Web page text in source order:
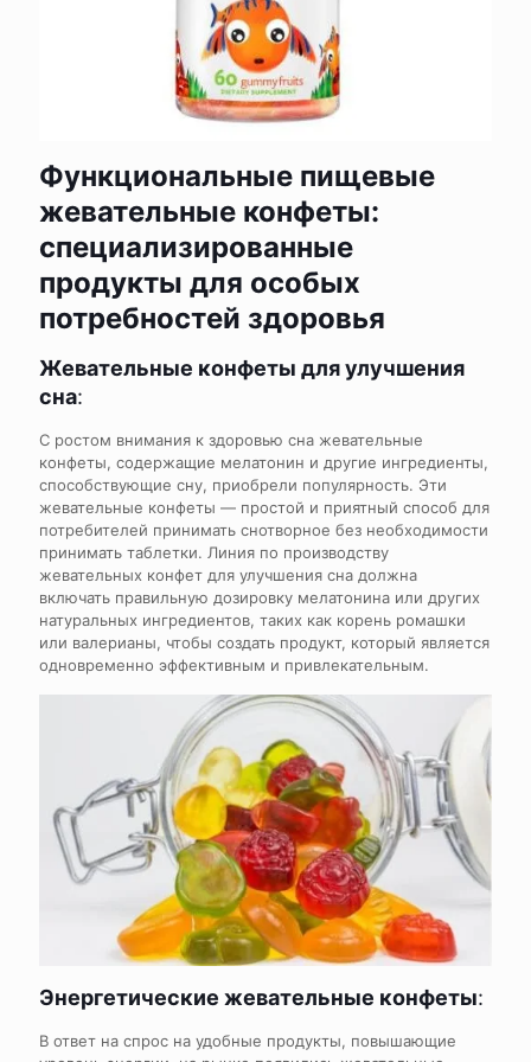
Функциональные пищевые
жевательные конфеты:
специализированные
продукты для особых
потребностей здоровья
Жевательные конфеты для улучшения
сна:
С ростом внимания к здоровью сна жевательные
конфеты, содержащие мелатонин и другие ингредиенты,
способствующие сну, приобрели популярность. Эти
жевательные конфеты — простой и приятный способ для
потребителей принимать снотворное без необходимости
принимать таблетки. Линия по производству
жевательных конфет для улучшения сна должна
включать правильную дозировку мелатонина или других
натуральных ингредиентов, таких как корень ромашки
или валерианы, чтобы создать продукт, который является
одновременно эффективным и привлекательным.
Энергетические жевательные конфеты:
В ответ на спрос на удобные продукты, повышающие